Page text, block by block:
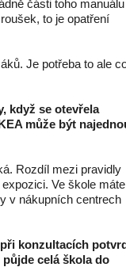
části toho manuálu
to je opatření
Je potřeba to ale
když se otevřela
může být
Rozdíl mezi pravidly
Ve škole máte
v nákupních centrech
konzultacích
celá škola do